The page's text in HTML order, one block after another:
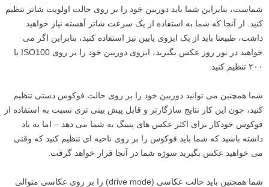
شماست، بنابراین شما باید دوربین خود را بر روی حالت اولویت شاتر تنظیم
کنید. از آنجا که شما به استفاده از یک سرعت شاتر آهسته نیاز خواهید
داشت، طبیعتا باید از یک ایزوی پایین نیز استفاده کنید، بنابراین اگر می
خواهید در نور روز عکس بگیرید، ایزوی دوربین خود را بر روی ISO100 یا
۲۰۰ تنظیم کنید.
شما همچنین می توانید دوربین خود را بر روی حالت فوکوس دستی تنظیم
کنید، چون این کار نتایج سازگارتر و قابل پیش بینی تری نسبت به استفاده از
فوکوس خودکار برای اکثر عکس های پنینگ به شما می دهد – اما به یاد
داشته باشید که شما باید فوکوس را بر روی ناحیه ای تنظیم کنید که وقتی
می خواهید عکس بگیرید سوژه شما در آنجا قرار خواهد گرفت.
شما همچنین باید حالت عکاسی (drive mode) را بر روی عکاسی متوالی